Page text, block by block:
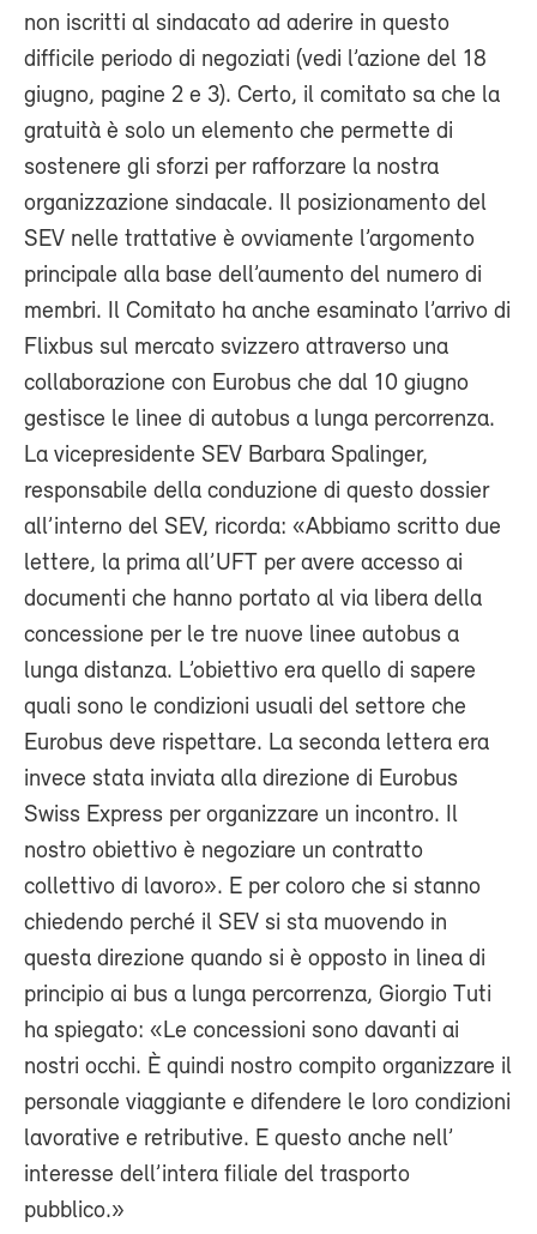
non iscritti al sindacato ad aderire in questo
difficile periodo di negoziati (vedi l’azione del 18
giugno, pagine 2 e 3). Certo, il comitato sa che la
gratuità è solo un elemento che permette di
sostenere gli sforzi per rafforzare la nostra
organizzazione sindacale. Il posizionamento del
SEV nelle trattative è ovviamente l’argomento
principale alla base dell’aumento del numero di
membri. Il Comitato ha anche esaminato l’arrivo di
Flixbus sul mercato svizzero attraverso una
collaborazione con Eurobus che dal 10 giugno
gestisce le linee di autobus a lunga percorrenza.
La vicepresidente SEV Barbara Spalinger,
responsabile della conduzione di questo dossier
all’interno del SEV, ricorda: «Abbiamo scritto due
lettere, la prima all’UFT per avere accesso ai
documenti che hanno portato al via libera della
concessione per le tre nuove linee autobus a
lunga distanza. L’obiettivo era quello di sapere
quali sono le condizioni usuali del settore che
Eurobus deve rispettare. La seconda lettera era
invece stata inviata alla direzione di Eurobus
Swiss Express per organizzare un incontro. Il
nostro obiettivo è negoziare un contratto
collettivo di lavoro». E per coloro che si stanno
chiedendo perché il SEV si sta muovendo in
questa direzione quando si è opposto in linea di
principio ai bus a lunga percorrenza, Giorgio Tuti
ha spiegato: «Le concessioni sono davanti ai
nostri occhi. È quindi nostro compito organizzare il
personale viaggiante e difendere le loro condizioni
lavorative e retributive. E questo anche nell’
interesse dell’intera filiale del trasporto
pubblico.»